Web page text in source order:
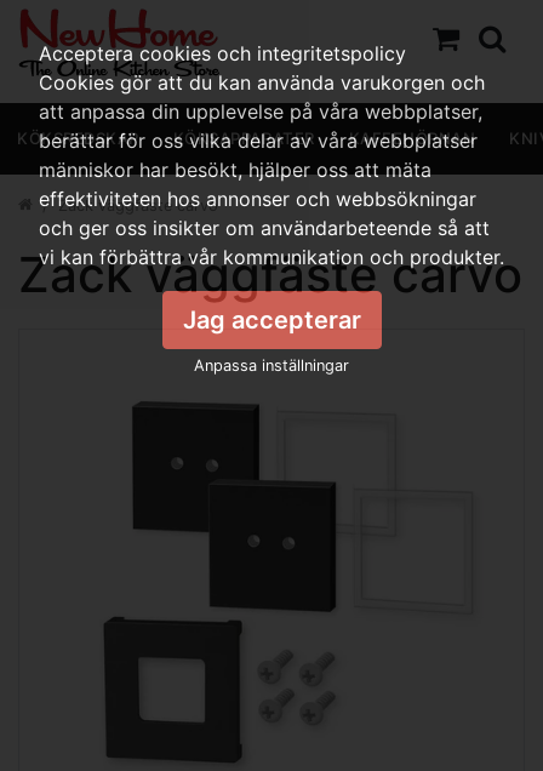
KÖKSREDSKAP KÖKSAPPARATER KAFFEHÖRNAN
Zack väggfäste carvo
Zack väggfäste carvo
Acceptera cookies och integritetspolicy
Cookies gör att du kan använda varukorgen och
att anpassa din upplevelse på våra webbplatser,
berättar för oss vilka delar av våra webbplatser
människor har besökt, hjälper oss att mäta
effektiviteten hos annonser och webbsökningar
och ger oss insikter om användarbeteende så att
vi kan förbättra vår kommunikation och produkter.
Jag accepterar
Anpassa inställningar